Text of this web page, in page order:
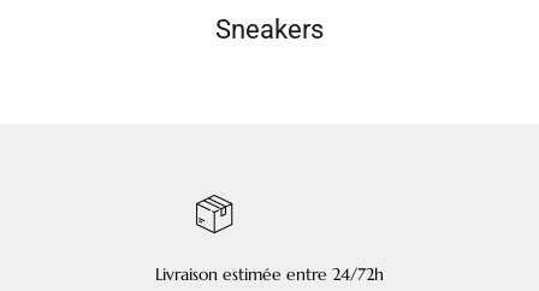
Sneakers
Livraison estimée entre 24/72h